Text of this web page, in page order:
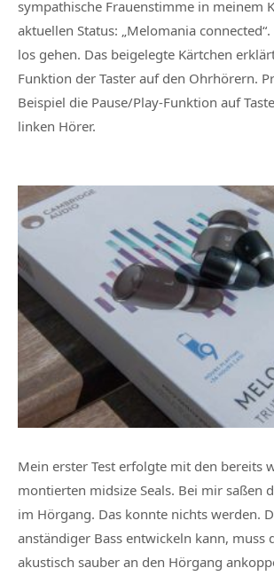
sympathische Frauenstimme in meinem
aktuellen Status: „Melomania
los gehen. Das beigelegte Kärtchen
Funktion der Taster auf den Ohrhörern.
Beispiel die Pause/Play-Funktion auf
linken Hörer.
Mein erster Test erfolgte mit den bereits
montierten midsize Seals. Bei mir saßen
im Hörgang. Das konnte nichts werden.
anständiger Bass entwickeln kann, muss
akustisch sauber an den Hörgang